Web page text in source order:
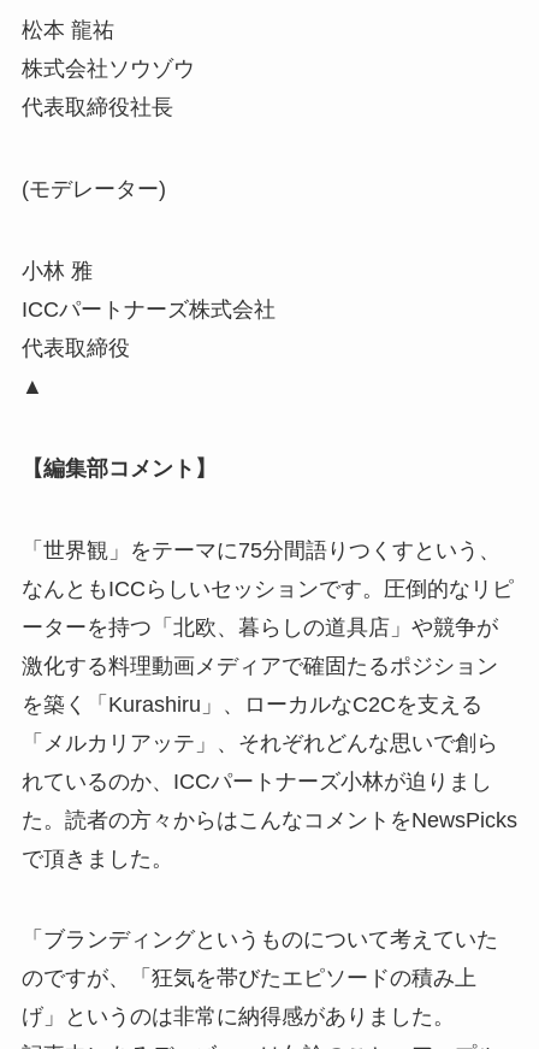
松本 龍祐
株式会社ソウゾウ
代表取締役社長
(モデレーター)
小林 雅
ICCパートナーズ株式会社
代表取締役
▲
【編集部コメント】
「世界観」をテーマに75分間語りつくすという、
なんともICCらしいセッションです。圧倒的なリピ
ーターを持つ「北欧、暮らしの道具店」や競争が
激化する料理動画メディアで確固たるポジション
を築く「Kurashiru」、ローカルなC2Cを支える
「メルカリアッテ」、それぞれどんな思いで創ら
れているのか、ICCパートナーズ小林が迫りまし
た。読者の方々からはこんなコメントをNewsPicks
で頂きました。
「ブランディングというものについて考えていた
のですが、「狂気を帯びたエピソードの積み上
げ」というのは非常に納得感がありました。